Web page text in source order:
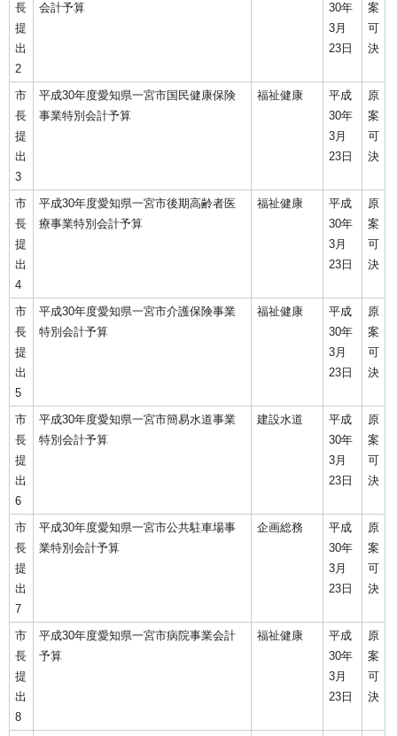
長
提
出
2
会計予算
30年
3月
23日
案
可
決
市
長
提
出
3
平成30年度愛知県一宮市国民健康保険
事業特別会計予算
福祉健康
平成
30年
3月
23日
原
案
可
決
市
長
提
出
4
平成30年度愛知県一宮市後期高齢者医
療事業特別会計予算
福祉健康
平成
30年
3月
23日
原
案
可
決
市
長
提
出
5
平成30年度愛知県一宮市介護保険事業
特別会計予算
福祉健康
平成
30年
3月
23日
原
案
可
決
市
長
提
出
6
平成30年度愛知県一宮市簡易水道事業
特別会計予算
建設水道
平成
30年
3月
23日
原
案
可
決
市
長
提
出
7
平成30年度愛知県一宮市公共駐車場事
業特別会計予算
企画総務
平成
30年
3月
23日
原
案
可
決
市
長
提
出
8
平成30年度愛知県一宮市病院事業会計
予算
福祉健康
平成
30年
3月
23日
原
案
可
決